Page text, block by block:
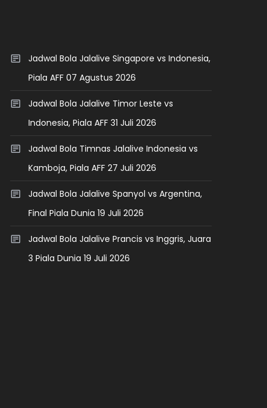
Jadwal Bola Jalalive Singapore vs Indonesia,
Piala AFF 07 Agustus 2026
Jadwal Bola Jalalive Timor Leste vs
Indonesia, Piala AFF 31 Juli 2026
Jadwal Bola Timnas Jalalive Indonesia vs
Kamboja, Piala AFF 27 Juli 2026
Jadwal Bola Jalalive Spanyol vs Argentina,
Final Piala Dunia 19 Juli 2026
Jadwal Bola Jalalive Prancis vs Inggris, Juara
3 Piala Dunia 19 Juli 2026